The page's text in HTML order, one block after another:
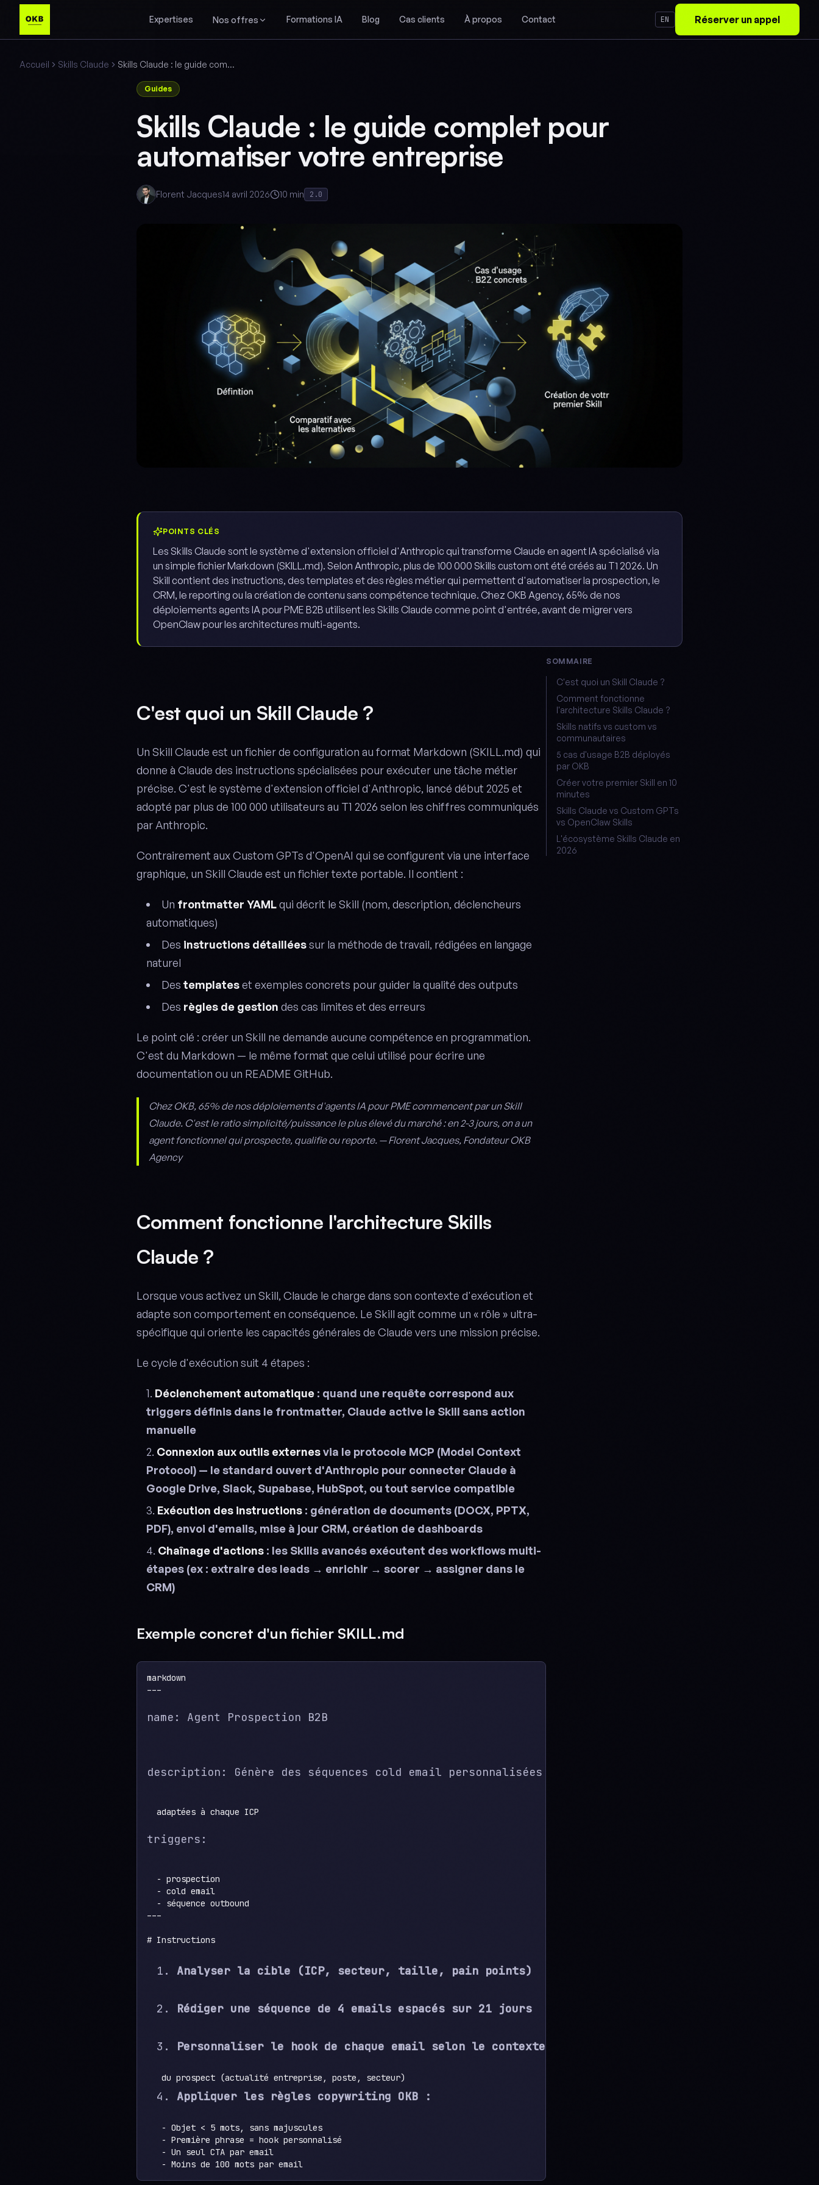
Expertises Nos offres Formations IA Blog Cas clients À propos Contact EN Réserver un appel
Accueil Skills Claude Skills Claude : le guide complet pour automatiser votre entreprise
Guides
Skills Claude : le guide complet pour
automatiser votre entreprise
Florent Jacques14 avril 2026 10 min 2.0
POINTS CLÉS
Les Skills Claude sont le système d'extension officiel d'Anthropic qui transforme Claude en agent IA spécialisé via
un simple fichier Markdown (SKILL.md). Selon Anthropic, plus de 100 000 Skills custom ont été créés au T1 2026. Un
Skill contient des instructions, des templates et des règles métier qui permettent d'automatiser la prospection, le
CRM, le reporting ou la création de contenu sans compétence technique. Chez OKB Agency, 65% de nos
déploiements agents IA pour PME B2B utilisent les Skills Claude comme point d'entrée, avant de migrer vers
OpenClaw pour les architectures multi-agents.
C'est quoi un Skill Claude ?
Un Skill Claude est un fichier de configuration au format Markdown (SKILL.md) qui
donne à Claude des instructions spécialisées pour exécuter une tâche métier
précise. C'est le système d'extension officiel d'Anthropic, lancé début 2025 et
adopté par plus de 100 000 utilisateurs au T1 2026 selon les chiffres communiqués
par Anthropic.
Contrairement aux Custom GPTs d'OpenAI qui se configurent via une interface
graphique, un Skill Claude est un fichier texte portable. Il contient :
Un frontmatter YAMLqui décrit le Skill (nom, description, déclencheurs
automatiques)
Des instructions détailléessur la méthode de travail, rédigées en langage
naturel
Des templateset exemples concrets pour guider la qualité des outputs
Des règles de gestion des cas limites et des erreurs
Le point clé : créer un Skill ne demande aucune compétence en programmation.
C'est du Markdown — le même format que celui utilisé pour écrire une
documentation ou un README GitHub.
Chez OKB, 65% de nos déploiements d'agents IA pour PME commencent par un Skill
Claude. C'est le ratio simplicité/puissance le plus élevé du marché : en 2-3 jours, on a un
agent fonctionnel qui prospecte, qualifie ou reporte. — Florent Jacques, Fondateur OKB
Agency
Comment fonctionne l'architecture Skills
Claude ?
Lorsque vous activez un Skill, Claude le charge dans son contexte d'exécution et
adapte son comportement en conséquence. Le Skill agit comme un « rôle » ultra-
spécifique qui oriente les capacités générales de Claude vers une mission précise.
Le cycle d'exécution suit 4 étapes :
Déclenchement automatique : quand une requête correspond aux
triggers définis dans le frontmatter, Claude active le Skill sans action
manuelle
Connexion aux outils externesvia le protocole MCP (Model Context
Protocol) — le standard ouvert d'Anthropic pour connecter Claude à
Google Drive, Slack, Supabase, HubSpot, ou tout service compatible
Exécution des instructions : génération de documents (DOCX, PPTX,
PDF), envoi d'emails, mise à jour CRM, création de dashboards
Chaînage d'actions : les Skills avancés exécutent des workflows multi-
étapes (ex : extraire des leads → enrichir → scorer → assigner dans le
CRM)
Exemple concret d'un fichier SKILL.md
markdown
name: Agent Prospection B2B
description: Génère des séquences cold email personnalisées
triggers:
  - prospection
  - cold email
  - séquence outbound
---
# Instructions
Analyser la cible (ICP, secteur, taille, pain points)
Rédiger une séquence de 4 emails espacés sur 21 jours
Personnaliser le hook de chaque email selon le contexte
Appliquer les règles copywriting OKB :
   - Objet < 5 mots, sans majuscules
   - Première phrase = hook personnalisé
   - Un seul CTA par email
SOMMAIRE
C'est quoi un Skill Claude ?
Comment fonctionne
l'architecture Skills Claude ?
Skills natifs vs custom vs
communautaires
5 cas d'usage B2B déployés
par OKB
Créer votre premier Skill en 10
minutes
Skills Claude vs Custom GPTs
vs OpenClaw Skills
L'écosystème Skills Claude en
2026